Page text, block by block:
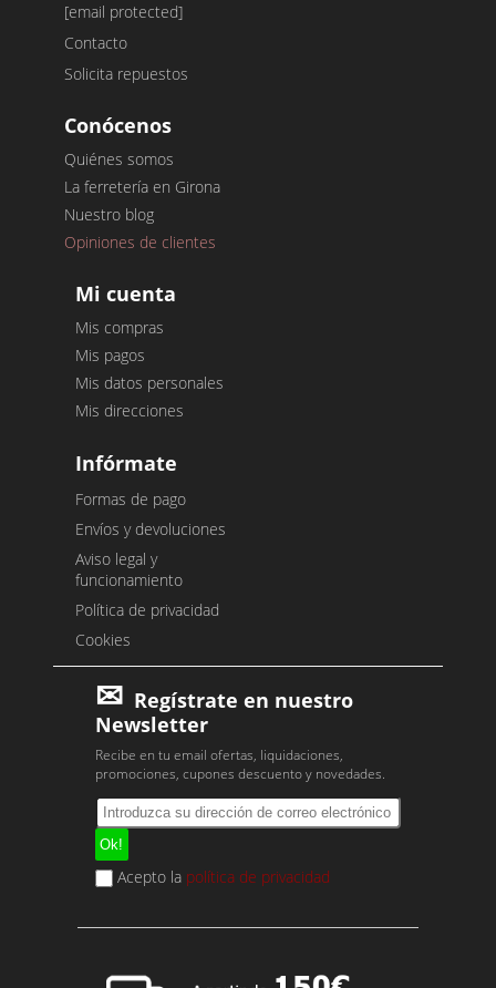
[email protected]
Contacto
Solicita repuestos
Conócenos
Quiénes somos
La ferretería en Girona
Nuestro blog
Opiniones de clientes
Mi cuenta
Mis compras
Mis pagos
Mis datos personales
Mis direcciones
Infórmate
Formas de pago
Envíos y devoluciones
Aviso legal y
funcionamiento
Política de privacidad
Cookies
Regístrate en nuestro
Newsletter
Recibe en tu email ofertas, liquidaciones,
promociones, cupones descuento y novedades.
Acepto la política de privacidad